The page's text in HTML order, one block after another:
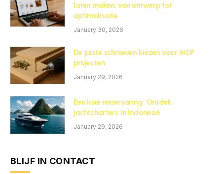
laten maken: van ontwerp tot
optimalisatie
January 30, 2026
De juiste schroeven kiezen voor MDF
projecten
January 29, 2026
Een luxe reiservaring: Ontdek
jachtcharters in Indonesië
January 29, 2026
BLIJF IN CONTACT